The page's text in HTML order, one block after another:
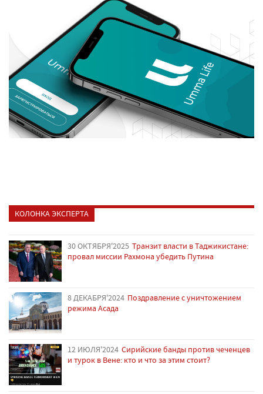
КОЛОНКА ЭКСПЕРТА
30 ОКТЯБРЯ'2025 Транзит власти в Таджикистане:
провал миссии Рахмона убедить Путина
8 ДЕКАБРЯ'2024 Поздравление с уничтожением
режима Асада
12 ИЮЛЯ'2024 Сирийские банды против чеченцев
и турок в Вене: кто и что за этим стоит?